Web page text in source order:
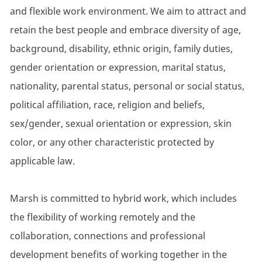
and flexible work environment. We aim to attract and
retain the best people and embrace diversity of age,
background, disability, ethnic origin, family duties,
gender orientation or expression, marital status,
nationality, parental status, personal or social status,
political affiliation, race, religion and beliefs,
sex/gender, sexual orientation or expression, skin
color, or any other characteristic protected by
applicable law.
Marsh is committed to hybrid work, which includes
the flexibility of working remotely and the
collaboration, connections and professional
development benefits of working together in the